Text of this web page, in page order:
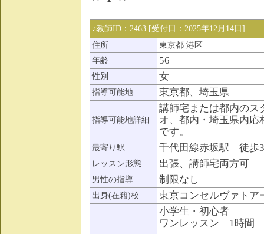
♪教師ID：2463 [受付日：2025年12月14日]
住所
東京都 港区
年齢
56
性別 女
指導可能地 東京都、埼玉県
指導可能地詳細
講師宅または都内のス
オ、都内・埼玉県内応
です。
最寄り駅 千代田線赤坂駅 徒歩
レッスン形態 出張、講師宅両方可
男性の指導 制限なし
出身(在籍)校 東京コンセルヴァトア
小学生・初心者
ワンレッスン 1時間